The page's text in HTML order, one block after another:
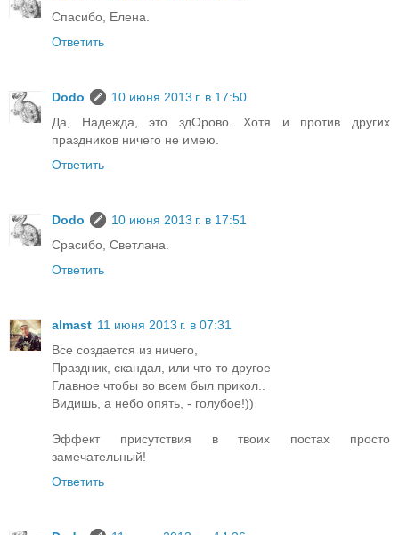
Спасибо, Елена.
Ответить
Dodo
10 июня 2013 г. в 17:50
Да, Надежда, это здОрово. Хотя и против других
праздников ничего не имею.
Ответить
Dodo
10 июня 2013 г. в 17:51
Срасибо, Светлана.
Ответить
almast 11 июня 2013 г. в 07:31
Все создается из ничего,
Праздник, скандал, или что то другое
Главное чтобы во всем был прикол..
Видишь, а небо опять, - голубое!))
Эффект присутствия в твоих постах просто
замечательный!
Ответить